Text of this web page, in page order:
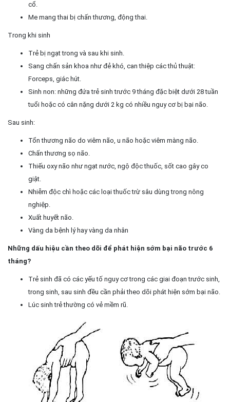
cổ.
Me mang thai bị chấn thương, động thai.
Trong khi sinh
Trẻ bị ngạt trong và sau khi sinh.
Sang chấn sản khoa như đẻ khó, can thiệp các thủ thuật:
Forceps, giác hút.
Sinh non: những đứa trẻ sinh trước 9 tháng đặc biệt dưới 28 tuần
tuổi hoặc có cân nặng dưới 2 kg có nhiều nguy cơ bị bại não.
Sau sinh:
Tổn thương não do viêm não, u não hoặc viêm màng não.
Chấn thương sọ não.
Thiếu oxy não như ngạt nước, ngộ độc thuốc, sốt cao gây co
giật.
Nhiễm độc chì hoặc các loại thuốc trừ sâu dùng trong nông
nghiệp.
Xuất huyết não.
Vàng da bệnh lý hay vàng da nhân
Những dấu hiệu cần theo dõi để phát hiện sớm bại não trước 6
tháng?
Trẻ sinh đã có các yếu tố nguy cơ trong các giai đoạn trước sinh,
trong sinh, sau sinh đều cần phải theo dõi phát hiện sớm bại não.
Lúc sinh trẻ thường có vẻ mềm rũ.